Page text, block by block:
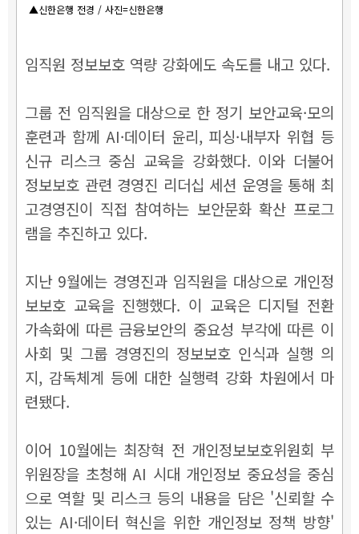
▲신한은행 전경 / 사진=신한은행
임직원 정보보호 역량 강화에도 속도를 내고 있다.
그룹 전 임직원을 대상으로 한 정기 보안교육·모의
훈련과 함께 AI·데이터 윤리, 피싱·내부자 위협 등
신규 리스크 중심 교육을 강화했다. 이와 더불어
정보보호 관련 경영진 리더십 세션 운영을 통해 최
고경영진이 직접 참여하는 보안문화 확산 프로그
램을 추진하고 있다.
지난 9월에는 경영진과 임직원을 대상으로 개인정
보보호 교육을 진행했다. 이 교육은 디지털 전환
가속화에 따른 금융보안의 중요성 부각에 따른 이
사회 및 그룹 경영진의 정보보호 인식과 실행 의
지, 감독체계 등에 대한 실행력 강화 차원에서 마
련됐다.
이어 10월에는 최장혁 전 개인정보보호위원회 부
위원장을 초청해 AI 시대 개인정보 중요성을 중심
으로 역할 및 리스크 등의 내용을 담은 '신뢰할 수
있는 AI·데이터 혁신을 위한 개인정보 정책 방향'